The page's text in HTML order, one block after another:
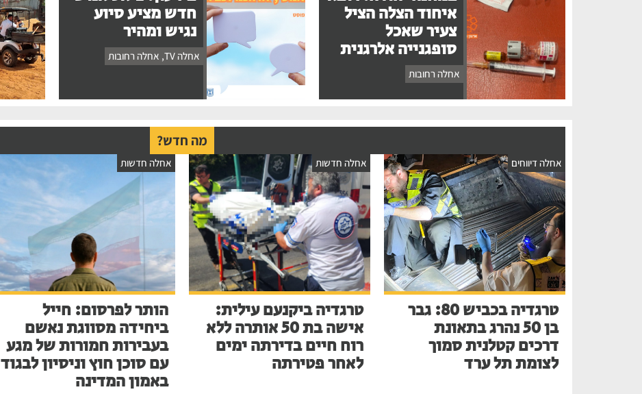
איחוד הצלה הציל
צעיר שאכל
סופגנייה אלרגנית
אחלה רחובות
חדש מציע סיוע
נגיש ומהיר
אחלה TV , אחלה רחובות
מה חדש?
אחלה דיווחים
טרגדיה בכביש 80: גבר
בן 50 נהרג בתאונת
דרכים קטלנית סמוך
לצומת תל ערד
אחלה חדשות
טרגדיה ביקנעם עילית:
אישה בת 50 אותרה ללא
רוח חיים בדירתה ימים
לאחר פטירתה
אחלה חדשות
הותר לפרסום: חייל
ביחידה מסווגת נאשם
בעבירות חמורות של מגע
עם סוכן חוץ וניסיון לבגוד
באמון המדינה